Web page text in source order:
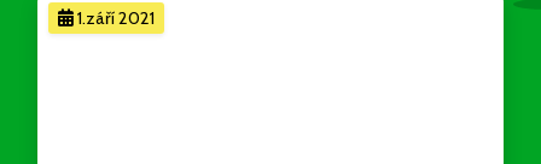
1.září 2021